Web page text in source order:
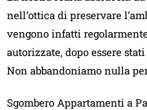
nell’ottica di preservare
vengono infatti
autorizzate, dopo essere
Non abbandoniamo nulla
Sgombero Appartamenti a